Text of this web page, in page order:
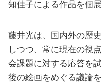
知佳子による作品を個
藤井光は、国内外の歴
しつつ、常に現在の視
会課題に対する応答を
後の絵画をめぐる議論